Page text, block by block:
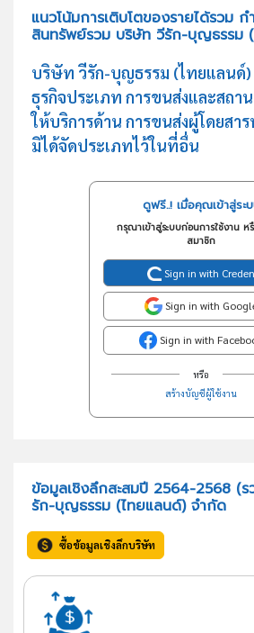
แนวโน้มการเติบโตของรายได้รวม ก
สินทรัพย์รวม บริษัท วีรัก-บุญธรรม
บริษัท วีรัก-บุญธรรม (ไทยแลนด์)
ธุรกิจประเภท การขนส่งและสถา
ให้บริการด้าน การขนส่งผู้โดยสา
มิได้จัดประเภทไว้ในที่อื่น
ดูฟรี..! เมื่อคุณเข้าสู่ระ
กรุณาเข้าสู่ระบบก่อนการใช้งาน ห
สมาชิก
Sign in with Creden
Sign in with
Sign in with
หรือ
สร้างบัญชีผู้ใช้งาน
ข้อมูลเชิงลึกสะสมปี 2564-2568 (
รัก-บุญธรรม (ไทยแลนด์) จำกัด
ซื้อข้อมูลเชิงลึกบริษัท